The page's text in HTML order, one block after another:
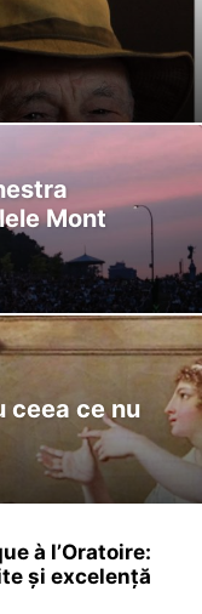
Mont
ceea ce nu
à l’Oratoire:
și excelență